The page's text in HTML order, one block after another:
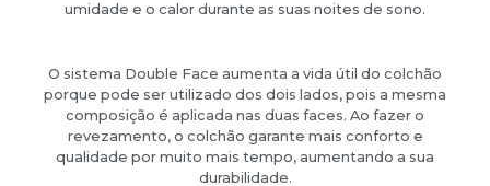
umidade e o calor durante as suas noites de sono.
O sistema Double Face aumenta a vida útil do colchão
porque pode ser utilizado dos dois lados, pois a mesma
composição é aplicada nas duas faces. Ao fazer o
revezamento, o colchão garante mais conforto e
qualidade por muito mais tempo, aumentando a sua
durabilidade.